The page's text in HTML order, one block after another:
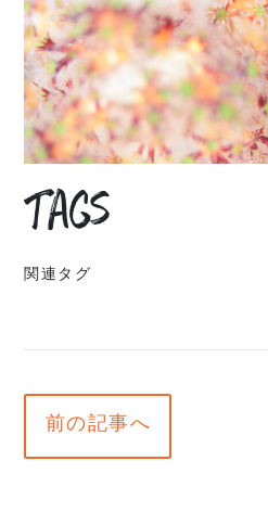
Tags
関連タグ
前の記事へ